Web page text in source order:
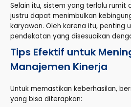
Selain itu, sistem yang terlalu rumit
justru dapat menimbulkan
karyawan. Oleh karena itu, penting
pendekatan yang disesuaikan
Tips Efektif untuk
Manajemen Kinerja
Untuk memastikan keberhasilan,
yang bisa diterapkan: